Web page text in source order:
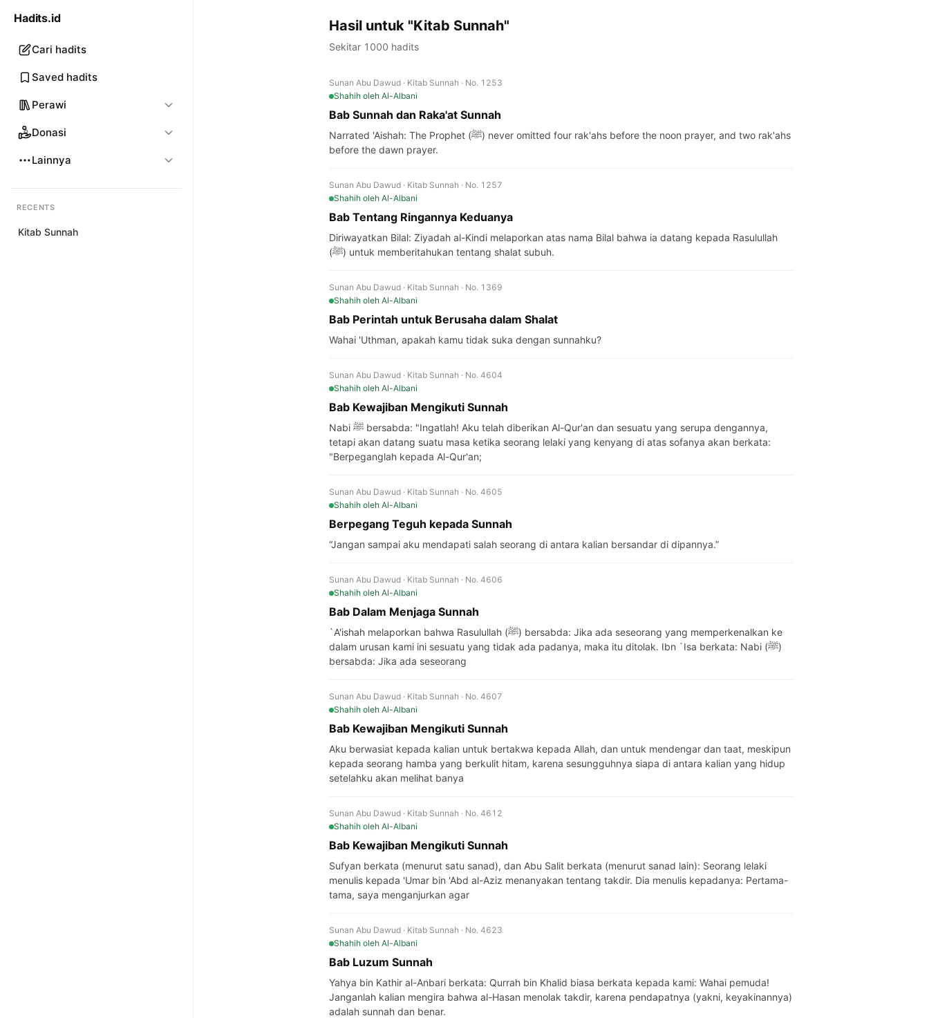
Hadits.id
Cari hadits
Saved hadits
Perawi
Donasi
Lainnya
RECENTS
Kitab Sunnah
Hasil untuk "Kitab Sunnah"
Sekitar 1000 hadits
Sunan Abu Dawud · Kitab Sunnah · No. 1253
Shahih oleh Al-Albani
Bab Sunnah dan Raka'at Sunnah
Narrated 'Aishah: The Prophet (ﷺ) never omitted four rak'ahs before the noon prayer, and two rak'ahs
before the dawn prayer.
Sunan Abu Dawud · Kitab Sunnah · No. 1257
Shahih oleh Al-Albani
Bab Tentang Ringannya Keduanya
Diriwayatkan Bilal: Ziyadah al-Kindi melaporkan atas nama Bilal bahwa ia datang kepada Rasulullah
(ﷺ) untuk memberitahukan tentang shalat subuh.
Sunan Abu Dawud · Kitab Sunnah · No. 1369
Shahih oleh Al-Albani
Bab Perintah untuk Berusaha dalam Shalat
Wahai 'Uthman, apakah kamu tidak suka dengan sunnahku?
Sunan Abu Dawud · Kitab Sunnah · No. 4604
Shahih oleh Al-Albani
Bab Kewajiban Mengikuti Sunnah
Nabi ﷺ bersabda: "Ingatlah! Aku telah diberikan Al-Qur'an dan sesuatu yang serupa dengannya,
tetapi akan datang suatu masa ketika seorang lelaki yang kenyang di atas sofanya akan berkata:
"Berpeganglah kepada Al-Qur'an;
Sunan Abu Dawud · Kitab Sunnah · No. 4605
Shahih oleh Al-Albani
Berpegang Teguh kepada Sunnah
“Jangan sampai aku mendapati salah seorang di antara kalian bersandar di dipannya.”
Sunan Abu Dawud · Kitab Sunnah · No. 4606
Shahih oleh Al-Albani
Bab Dalam Menjaga Sunnah
`A'ishah melaporkan bahwa Rasulullah (ﷺ) bersabda: Jika ada seseorang yang memperkenalkan ke
dalam urusan kami ini sesuatu yang tidak ada padanya, maka itu ditolak. Ibn `Isa berkata: Nabi (ﷺ)
bersabda: Jika ada seseorang
Sunan Abu Dawud · Kitab Sunnah · No. 4607
Shahih oleh Al-Albani
Bab Kewajiban Mengikuti Sunnah
Aku berwasiat kepada kalian untuk bertakwa kepada Allah, dan untuk mendengar dan taat, meskipun
kepada seorang hamba yang berkulit hitam, karena sesungguhnya siapa di antara kalian yang hidup
setelahku akan melihat banya
Sunan Abu Dawud · Kitab Sunnah · No. 4612
Shahih oleh Al-Albani
Bab Kewajiban Mengikuti Sunnah
Sufyan berkata (menurut satu sanad), dan Abu Salit berkata (menurut sanad lain): Seorang lelaki
menulis kepada 'Umar bin 'Abd al-Aziz menanyakan tentang takdir. Dia menulis kepadanya: Pertama-
tama, saya menganjurkan agar
Sunan Abu Dawud · Kitab Sunnah · No. 4623
Shahih oleh Al-Albani
Bab Luzum Sunnah
Yahya bin Kathir al-Anbari berkata: Qurrah bin Khalid biasa berkata kepada kami: Wahai pemuda!
Janganlah kalian mengira bahwa al-Hasan menolak takdir, karena pendapatnya (yakni, keyakinannya)
adalah sunnah dan benar.